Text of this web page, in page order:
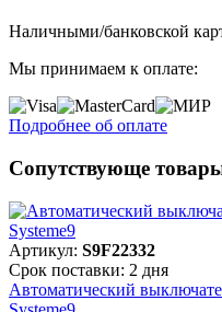
Наличными/банковской
Мы принимаем к оплате:
Подробнее об оплате
Сопутствующе
Артикул: S9F22332
Срок поставки: 2 дня
Автоматический